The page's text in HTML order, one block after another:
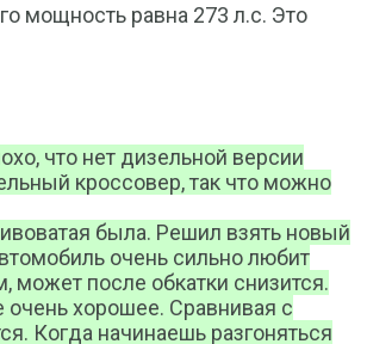
мощность равна 273 л.с. Это
что нет дизельной версии
кроссовер, так что можно
была. Решил взять новый
очень сильно любит
может после обкатки снизится.
хорошее. Сравнивая с
Когда начинаешь разгоняться